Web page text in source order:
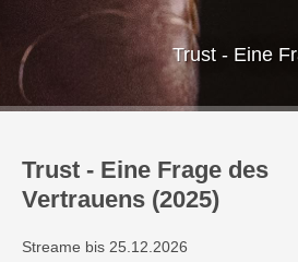
Trust - Eine
Trust - Eine Frage des
Vertrauens (2025)
Streame bis 25.12.2026